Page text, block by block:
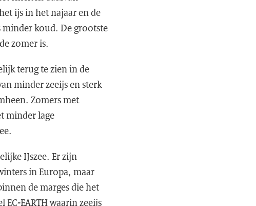
ijs in het najaar en de
minder koud. De grootste
zomer is.
terug te zien in de
minder zeeijs en sterk
Zomers met
minder lage
IJszee. Er zijn
in Europa, maar
de marges die het
EARTH waarin zeeijs